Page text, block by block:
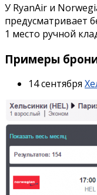
У RyanAir и
предусматривает
1 место ручной
Примеры
14 сентября